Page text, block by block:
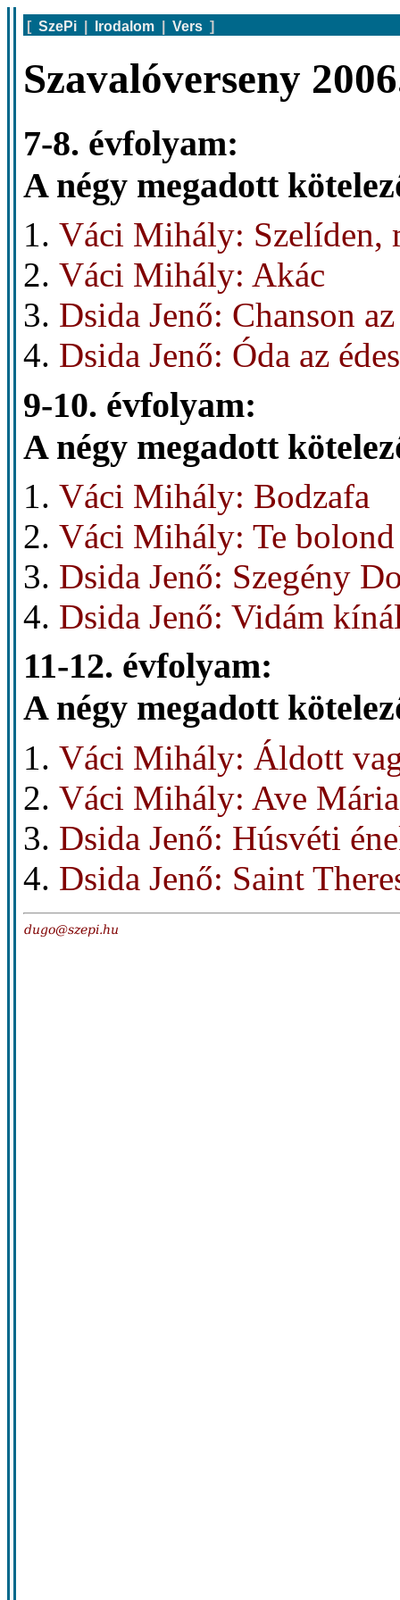
[ SzePi Irodalom Vers ]
Szavalóverseny
7-8. évfolyam:
A négy megadott
Váci Mihály: Szelíden,
Váci Mihály: Akác
Dsida Jenő: Chanson
Dsida Jenő: Óda az
9-10. évfolyam:
A négy megadott
Váci Mihály: Bodzafa
Váci Mihály: Te bolond
Dsida Jenő: Szegény
Dsida Jenő: Vidám
11-12. évfolyam:
A négy megadott
Váci Mihály: Áldott
Váci Mihály: Ave Mária
Dsida Jenő: Húsvéti
Dsida Jenő: Saint